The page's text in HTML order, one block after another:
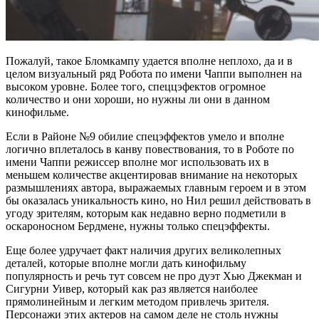
Пожалуй, такое Бломкампу удается вполне неплохо, да и в
целом визуальный ряд Робота по имени Чаппи выполнен на
высоком уровне. Более того, спеццэфектов огромное
количество и они хороши, но нужны ли они в данном
кинофильме.
Если в Районе №9 обилие спецэффектов умело и вполне
логично вплеталось в канву повествования, то в Роботе по
имени Чаппи режиссер вполне мог использовать их в
меньшем количестве акцентировав внимание на некоторых
размышлениях автора, выражаемых главным героем и в этом
бы оказалась уникальность кино, но Нил решил действовать в
угоду зрителям, которым как недавно верно подметили в
оскароносном Бердмене, нужны только спецэффекты.
Еще более удручает факт наличия других великолепных
деталей, которые вполне могли дать кинофильму
популярность и речь тут совсем не про дуэт Хью Джекман и
Сигурни Уивер, который как раз является наиболее
прямолинейным и легким методом привлечь зрителя.
Персонажи этих актеров на самом деле не столь нужны